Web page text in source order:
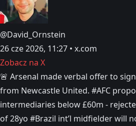
@David_Ornstein
26 cze 2026, 11:27 • x.com
Zobacz na X
🚨 Arsenal made verbal offer to
from Newcastle United. #AFC
intermediaries below £60m -
of 28yo #Brazil int’l midfielder will